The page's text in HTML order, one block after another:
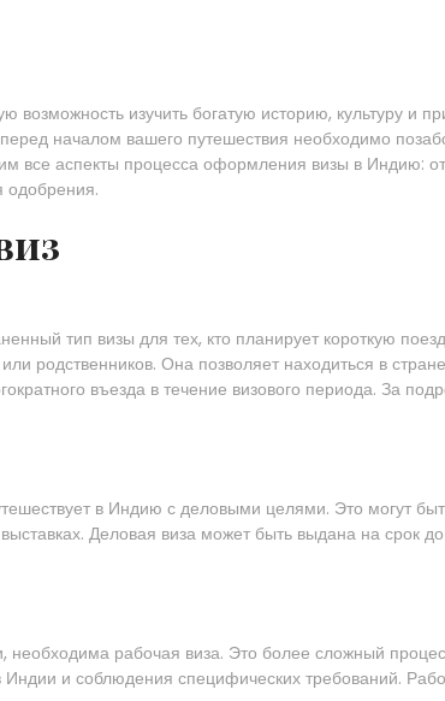
возможность изучить богатую историю, культуру и
началом вашего путешествия необходимо
все аспекты процесса оформления визы в Индию:
одобрения.
тип визы для тех, кто планирует короткую
родственников. Она позволяет находиться в
въезда в течение визового периода. За
в Индию с деловыми целями. Это могут
Деловая виза может быть выдана на срок
необходима рабочая виза. Это более сложный
и соблюдения специфических требований.